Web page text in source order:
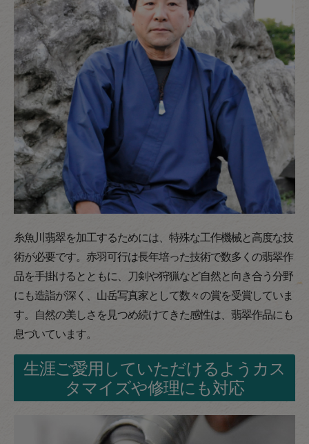
糸魚川翡翠を加工するためには、特殊な工作機械と高度な技
術が必要です。赤羽可行は長年培った技術で数多くの翡翠作
品を手掛けるとともに、刀剣や狩猟など自然と向き合う分野
にも造詣が深く、山岳写真家として数々の賞を受賞していま
す。自然の美しさを見つめ続けてきた感性は、翡翠作品にも
息づいています。
生涯ご愛用していただけるようカス
タマイズや修理にも対応